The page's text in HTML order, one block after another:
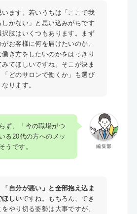
います。若いうちは「ここで我
しかない」と思い込みがちです
択肢はいくつもあります。まず
がお客様に何を届けたいのか、
働き方をしたいのかをはっきり
みてほしいですね。そこが決ま
「どのサロンで働くか」も選び
ります。
編集部
ず、「今の職場がつ
る20代の方へのメッ
うです。
「自分が悪い」と全部抱え込ま
ほしいですね。もちろん、でき
をやり切る姿勢は大事ですが、